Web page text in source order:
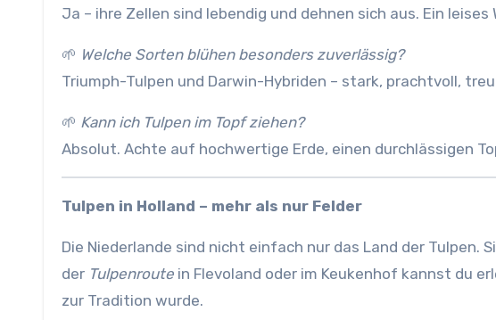
Ja – ihre Zellen sind lebendig und dehnen sich aus. Ein leises
🌱 Welche Sorten blühen besonders zuverlässig?
Triumph-Tulpen und Darwin-Hybriden – stark, prachtvoll,
🌱 Kann ich Tulpen im Topf ziehen?
Absolut. Achte auf hochwertige Erde, einen durchlässigen
Tulpen in Holland – mehr als nur Felder
Die Niederlande sind nicht einfach nur das Land der Tulpen.
der Tulpenroute in Flevoland oder im Keukenhof kannst du
zur Tradition wurde.